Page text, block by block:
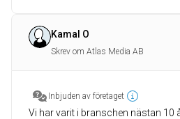
Kamal O
Skrev om Atlas Media AB
Inbjuden av företaget
Vi har varit i branschen nästan 10